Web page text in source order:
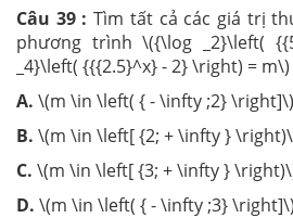
Câu 39 : Tìm tất cả các giá trị
phương trình \({\log _2}\left(
_4}\left( {{{2.5}^x} - 2} \right) =
A. \(m \in \left( { - \infty ;2}
B. \(m \in \left[ {2; + \infty }
C. \(m \in \left[ {3; + \infty }
D. \(m \in \left( { - \infty ;3}